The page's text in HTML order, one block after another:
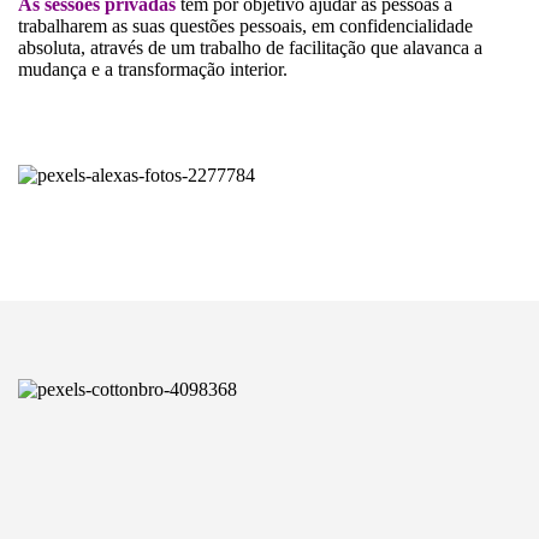
trabalharem as suas questões pessoais, em confidencialidade
absoluta, através de um trabalho de facilitação que alavanca a
mudança e a transformação interior.